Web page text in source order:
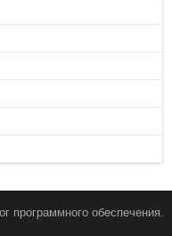
программного обеспечения.